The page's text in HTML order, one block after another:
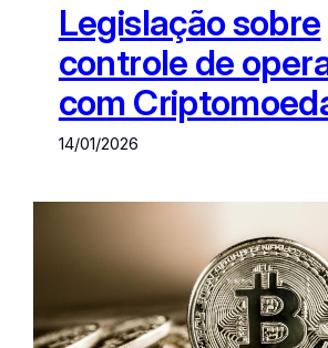
Legislação sobre
controle de
com
14/01/2026